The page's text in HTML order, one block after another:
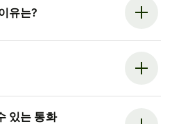
유는?
있는 통화